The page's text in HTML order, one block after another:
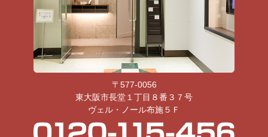
〒577-0056
東大阪市長堂１丁目８番３７号
ヴェル・ノール布施５Ｆ